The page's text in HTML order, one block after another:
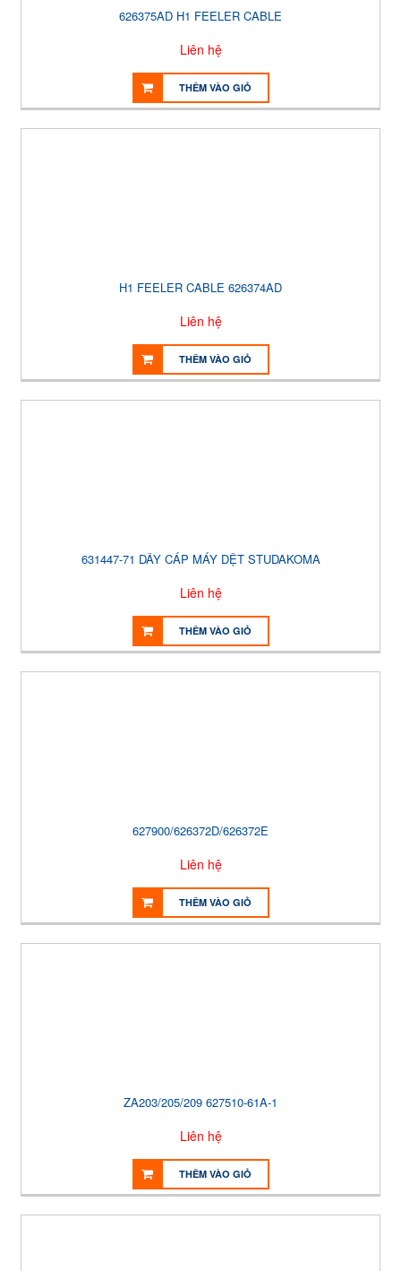
626375AD H1 FEELER CABLE
Liên hệ
THÊM VÀO GIỎ
H1 FEELER CABLE 626374AD
Liên hệ
THÊM VÀO GIỎ
631447-71 DÂY CÁP MÁY DỆT STUDAKOMA
Liên hệ
THÊM VÀO GIỎ
627900/626372D/626372E
Liên hệ
THÊM VÀO GIỎ
ZA203/205/209 627510-61A-1
Liên hệ
THÊM VÀO GIỎ